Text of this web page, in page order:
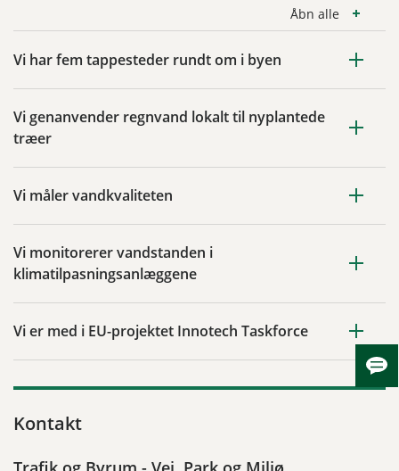
Åbn alle
Vi har fem tappesteder rundt om i byen
Vi genanvender regnvand lokalt til nyplantede
træer
Vi måler vandkvaliteten
Vi monitorerer vandstanden i
klimatilpasningsanlæggene
Vi er med i EU-projektet Innotech Taskforce
Kontakt